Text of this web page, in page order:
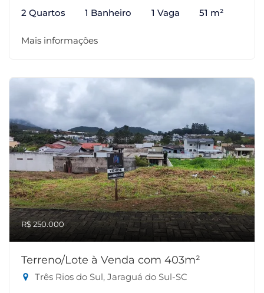
2 Quartos 1 Banheiro 1 Vaga 51 m²
Mais informações
R$ 250.000
Terreno/Lote à Venda com 403m²
Três Rios do Sul, Jaraguá do Sul-SC